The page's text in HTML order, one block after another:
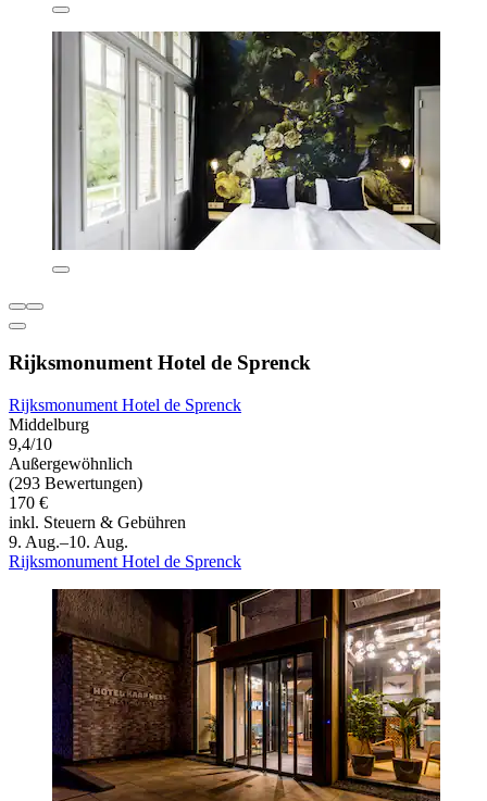
Rijksmonument Hotel de Sprenck
Rijksmonument Hotel de Sprenck
Middelburg
9,4/10
Außergewöhnlich
(293 Bewertungen)
170 €
inkl. Steuern & Gebühren
9. Aug.–10. Aug.
Rijksmonument Hotel de Sprenck